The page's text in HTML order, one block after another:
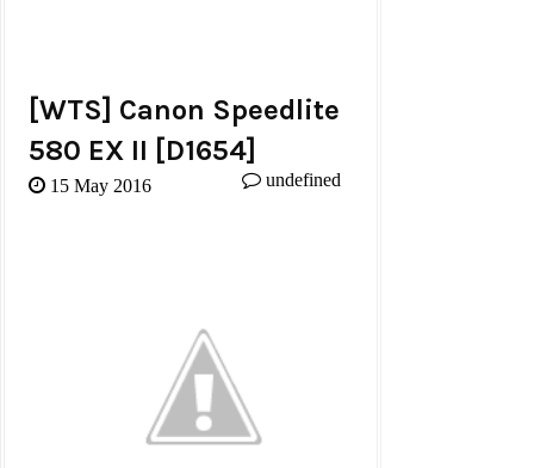
[WTS] Canon Speedlite
580 EX II [d1654]
15 May 2016 undefined